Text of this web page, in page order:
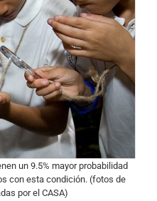
un 9.5% mayor probabilidad
con esta condición. (fotos de
por el CASA)